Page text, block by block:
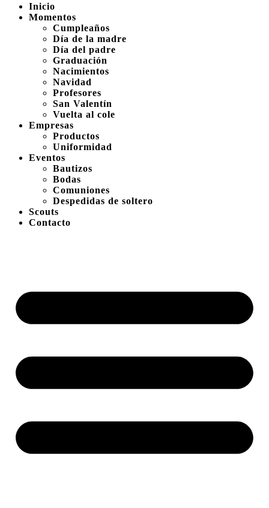
Inicio
Momentos
Cumpleaños
Día de la madre
Día del padre
Graduación
Nacimientos
Navidad
Profesores
San Valentín
Vuelta al cole
Empresas
Productos
Uniformidad
Eventos
Bautizos
Bodas
Comuniones
Despedidas de soltero
Scouts
Contacto